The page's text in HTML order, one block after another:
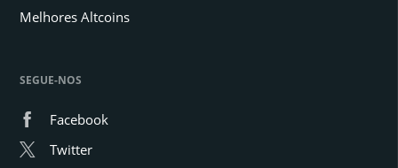
Melhores Altcoins
SEGUE-NOS
Facebook
Twitter